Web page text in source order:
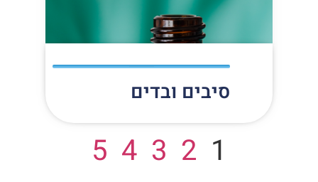
סיבים ובדים
1
2
3
4
5